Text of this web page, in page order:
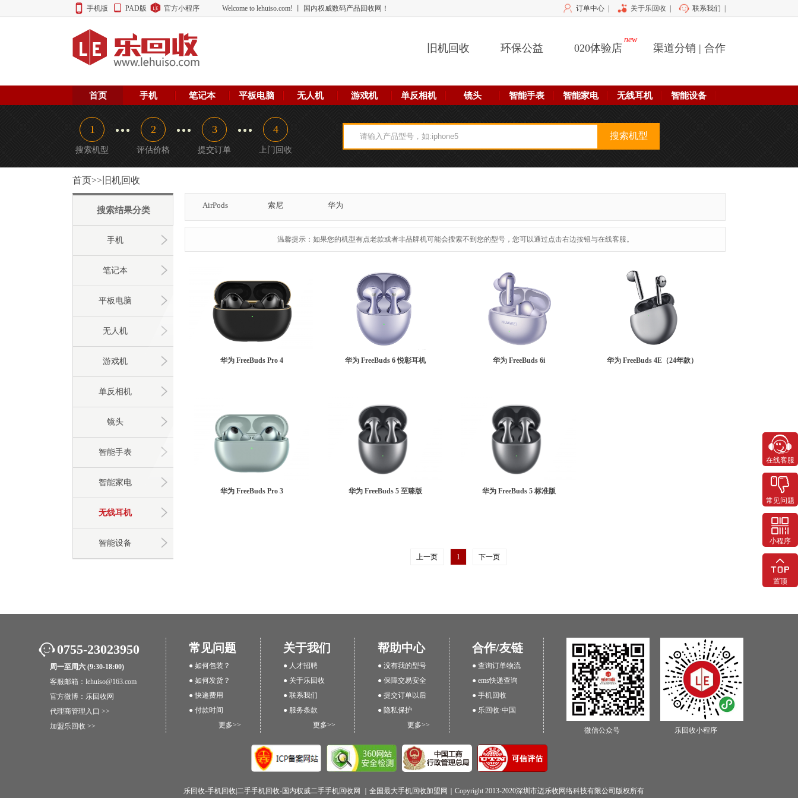
手机版 PAD版 官方小程序 Welcome to lehuiso.com! 丨 国内权威数码产品回收网！ 联系我们
关于乐回收
订单中心
旧机回收 环保公益 020体验店
new
渠道分销 | 合作
首页 手机 笔记本 平板电脑 无人机 游戏机 单反相机 镜头 智能手表 智能家电 无线耳机 智能设备
1
搜索机型
2
评估价格
3
提交订单
4
上门回收
首页>>旧机回收
搜索结果分类
手机
笔记本
平板电脑
无人机
游戏机
单反相机
镜头
智能手表
智能家电
无线耳机
智能设备
AirPods 索尼 华为
温馨提示：如果您的机型有点老款或者非品牌机可能会搜索不到您的型号，您可以通过点击右边按钮与在线客服。
华为 FreeBuds Pro 4 华为 FreeBuds 6 悦彰耳机 华为 FreeBuds 6i 华为 FreeBuds 4E（24年款）
华为 FreeBuds Pro 3 华为 FreeBuds 5 至臻版 华为 FreeBuds 5 标准版
上一页 1 下一页
0755-23023950
周一至周六 (9:30-18:00)
客服邮箱：lehuiso@163.com
官方微博： 乐回收网
代理商管理入口 >>
加盟乐回收 >>
常见问题
● 如何包装？
● 如何发货？
● 快递费用
● 付款时间
更多>>
关于我们
● 人才招聘
● 关于乐回收
● 联系我们
● 服务条款
更多>>
帮助中心
● 没有我的型号
● 保障交易安全
● 提交订单以后
● 隐私保护
更多>>
合作/友链
● 查询订单物流
● ems快递查询
● 手机回收
● 乐回收·中国
微信公众号 乐回收小程序
乐回收-手机回收|二手手机回收-国内权威二手手机回收网 ｜全国最大手机回收加盟网｜Copyright 2013-2020深圳市迈乐收网络科技有限公司版权所有
在线客服
常见问题
小程序
置顶